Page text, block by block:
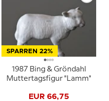
SPARREN 22%
1987 Bing & Gröndahl
Muttertagsfigur "Lamm"
EUR 66,75